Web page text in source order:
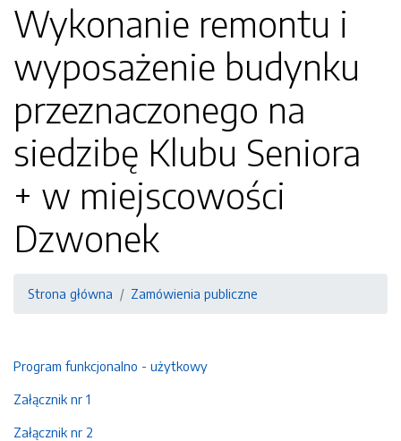
Wykonanie remontu i
wyposażenie budynku
przeznaczonego na
siedzibę Klubu Seniora
+ w miejscowości
Dzwonek
Strona główna Zamówienia publiczne
Program funkcjonalno - użytkowy
Załącznik nr 1
Załącznik nr 2